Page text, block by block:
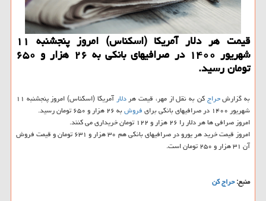
قیمت هر دلار آمریکا (اسکناس) امروز پنجشنبه ۱۱
شهریور ۱۴۰۰ در صرافیهای بانکی به ۲۶ هزار و ۶۵۰
تومان رسید.
به گزارشحراجکن به نقل از مهر، قیمت هردلار
آمریکا (اسکناس) امروز پنجشنبه ۱۱
شهریور ۱۴۰۰ در صرافیهای بانکی برای
فروشبه ۲۶ هزار و ۶۵۰ تومان رسید.
امروز صرافی ها هر دلار را ۲۶ هزار و ۱۲۲ تومان خریداری می کنند.
امروز قیمت خرید هر یورو در صرافیهای بانکی هم ۳۰ هزار و ۶۳۱ تومان و قیمت فروش
آن ۳۱ هزار و ۲۵۰ تومان است.
منبع:حراج كن